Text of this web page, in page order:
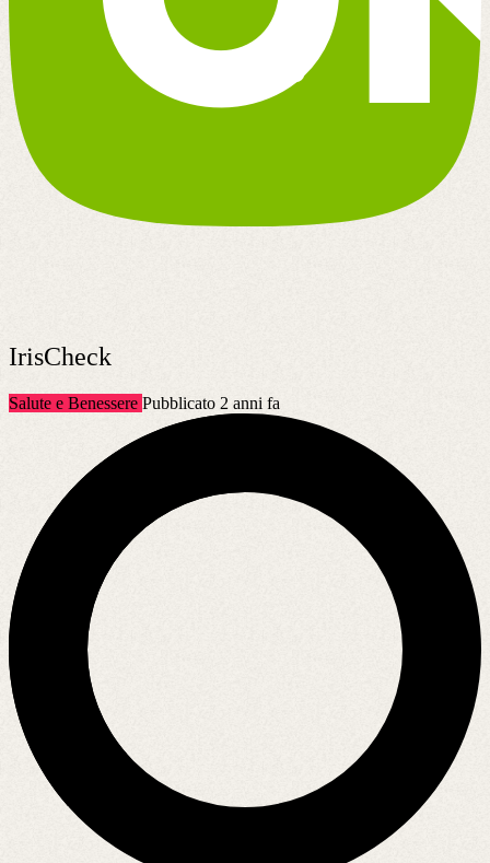
IrisCheck
Salute e Benessere Pubblicato 2 anni fa